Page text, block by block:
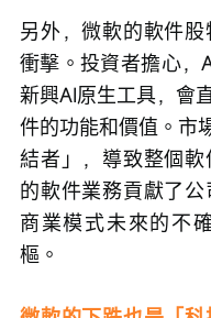
另外，微軟的軟件
衝擊。投資者擔心，
新興AI原生工具，會
件的功能和價值。市
結者」，導致整個
的軟件業務貢獻了
商業模式未來的不
樞。